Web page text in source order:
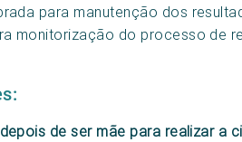
para manutenção dos
monitorização do processo de
de ser mãe para realizar a